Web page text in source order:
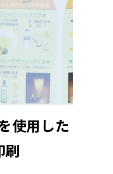
使用した
刷